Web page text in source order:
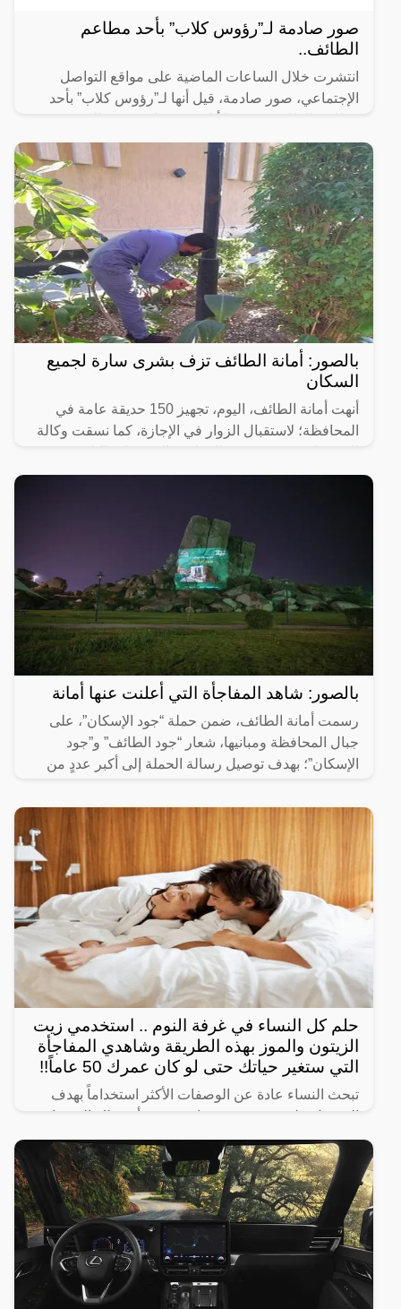
صور صادمة لـ”رؤوس كلاب” بأحد مطاعم
الطائف..
انتشرت خلال الساعات الماضية على مواقع التواصل
الإجتماعي، صور صادمة، قيل أنها لـ”رؤوس كلاب” بأحد
الذين طالبو
بالصور: أمانة الطائف تزف بشرى سارة لجميع
السكان
أنهت أمانة الطائف، اليوم، تجهيز 150 حديقة عامة في
المحافظة؛ لاستقبال الزوار في الإجازة، كما نسقت وكالة
أنحاء
بالصور: شاهد المفاجأة التي أعلنت عنها أمانة
رسمت أمانة الطائف، ضمن حملة “جود الإسكان”، على
جبال المحافظة ومبانيها، شعار “جود الطائف” و”جود
الإسكان”؛ بهدف توصيل رسالة الحملة إلى أكبر عددٍ من
حلم كل النساء في غرفة النوم .. استخدمي زيت
الزيتون والموز بهذه الطريقة وشاهدي المفاجأة
التي ستغير حياتك حتى لو كان عمرك 50 عاماً!!
تبحث النساء عادة عن الوصفات الأكثر استخداماً بهدف
الحصول على شعر صحي وناعم، ومن أبرز تلك الوصفات
الخاصة بالبشرة والجسم للحصول على أفضل نتيجة خلال
فترة قصيرة،